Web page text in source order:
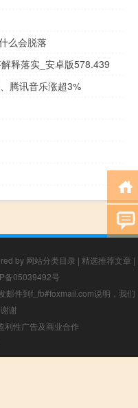
么会脱落
释落实_安卓版578.439
腾讯音乐涨超3%
by 网站分类目录 | 精选推荐文章 |
备05039492号
邮件到f_fb#foxmail.com说明，我们
谢
利性广告及商业合作